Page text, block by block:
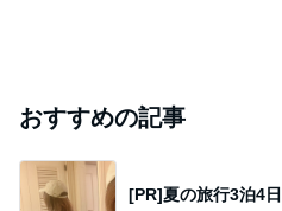
おすすめの記事
[PR]夏の旅行3泊4